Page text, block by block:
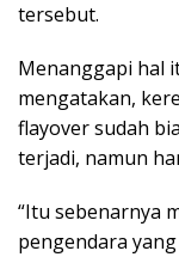
tersebut.
Menanggapi hal
mengatakan,
flayover sudah
terjadi, namun
“Itu sebenarnya
pengendara